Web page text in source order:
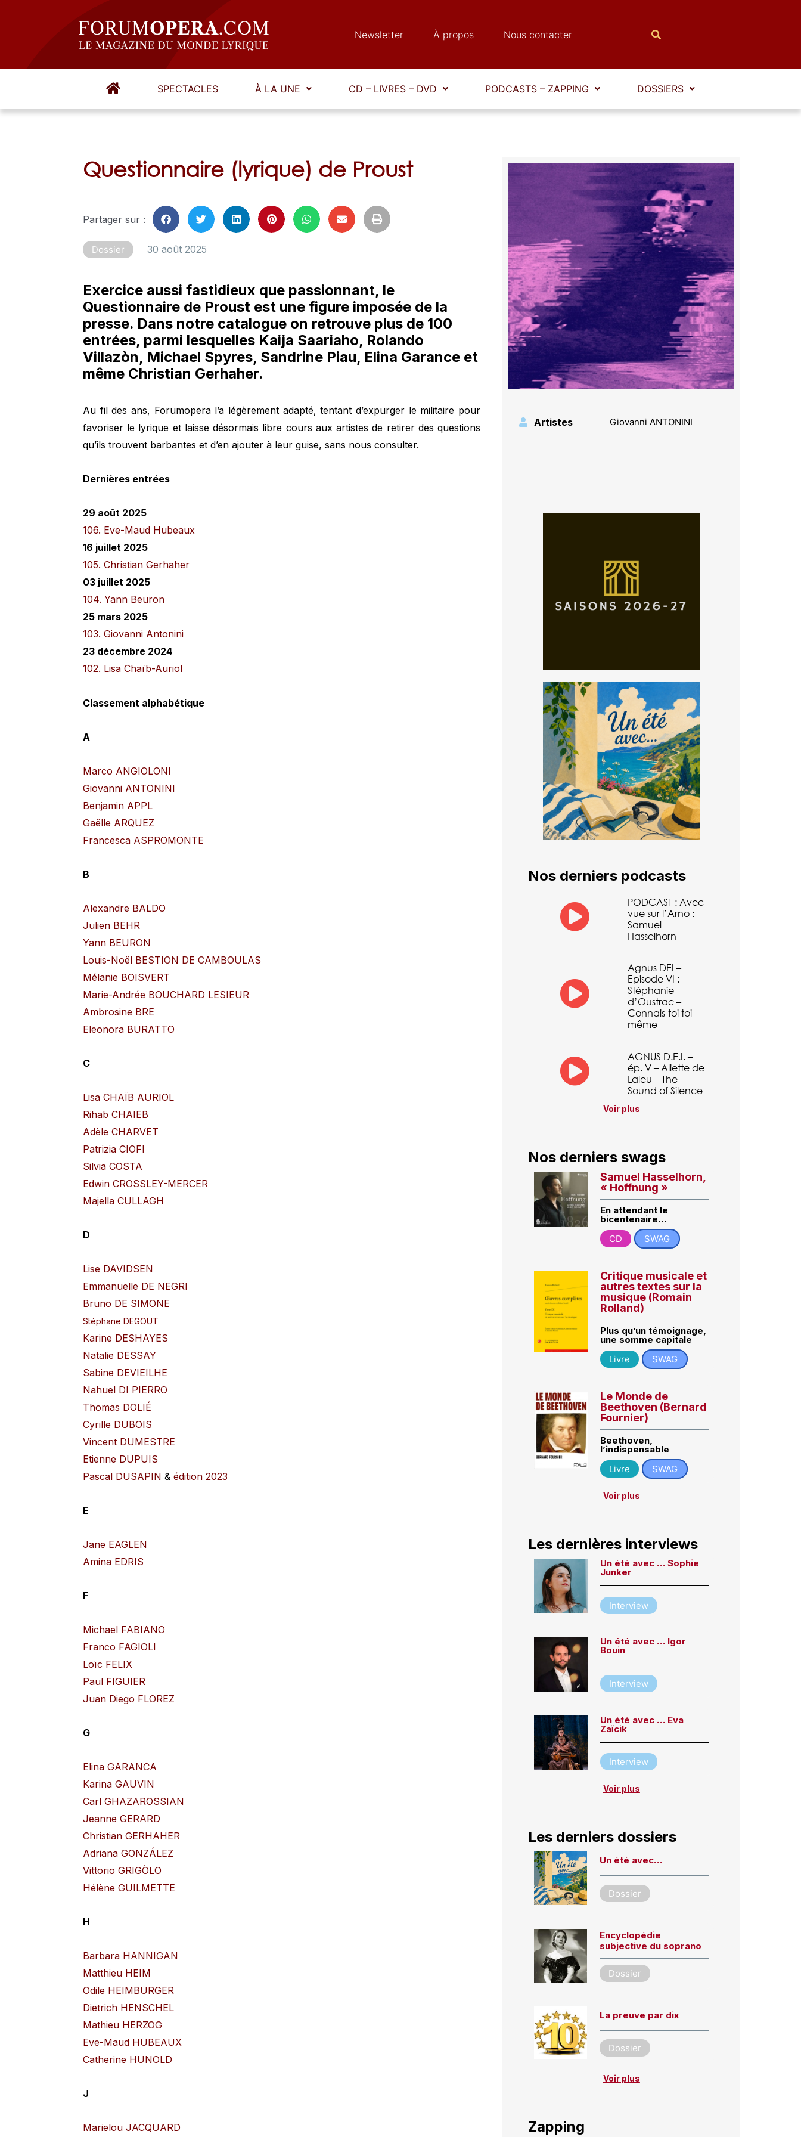
Newsletter À propos Nous contacter
SPECTACLES À LA UNE CD – LIVRES – DVD PODCASTS – ZAPPING DOSSIERS
Questionnaire (lyrique) de Proust
Partager sur :
Dossier 30 août 2025
Exercice aussi fastidieux que passionnant, le
Questionnaire de Proust est une figure imposée de la
presse. Dans notre catalogue on retrouve plus de 100
entrées, parmi lesquelles Kaija Saariaho, Rolando
Villazòn, Michael Spyres, Sandrine Piau, Elina Garance et
même Christian Gerhaher.
Au fil des ans, Forumopera l’a légèrement adapté, tentant d’expurger le militaire pour
favoriser le lyrique et laisse désormais libre cours aux artistes de retirer des questions
qu’ils trouvent barbantes et d’en ajouter à leur guise, sans nous consulter.
Dernières entrées
29 août 2025
106. Eve-Maud Hubeaux
16 juillet 2025
105. Christian Gerhaher
03 juillet 2025
104. Yann Beuron
25 mars 2025
103. Giovanni Antonini
23 décembre 2024
102. Lisa Chaïb-Auriol
Classement alphabétique
A
Marco ANGIOLONI
Giovanni ANTONINI
Benjamin APPL
Gaëlle ARQUEZ
Francesca ASPROMONTE
B
Alexandre BALDO
Julien BEHR
Yann BEURON
Louis-Noël BESTION DE CAMBOULAS
Mélanie BOISVERT
Marie-Andrée BOUCHARD LESIEUR
Ambrosine BRE
Eleonora BURATTO
C
Lisa CHAÏB AURIOL
Rihab CHAIEB
Adèle CHARVET
Patrizia CIOFI
Silvia COSTA
Edwin CROSSLEY-MERCER
Majella CULLAGH
D
Lise DAVIDSEN
Emmanuelle DE NEGRI
Bruno DE SIMONE
Stéphane DEGOUT
Karine DESHAYES
Natalie DESSAY
Sabine DEVIEILHE
Nahuel DI PIERRO
Thomas DOLIÉ
Cyrille DUBOIS
Vincent DUMESTRE
Etienne DUPUIS
Pascal DUSAPIN &édition 2023
E
Jane EAGLEN
Amina EDRIS
F
Michael FABIANO
Franco FAGIOLI
Loïc FELIX
Paul FIGUIER
Juan Diego FLOREZ
G
Elina GARANCA
Karina GAUVIN
Carl GHAZAROSSIAN
Jeanne GERARD
Christian GERHAHER
Adriana GONZÁLEZ
Vittorio GRIGÒLO
Hélène GUILMETTE
H
Barbara HANNIGAN
Matthieu HEIM
Odile HEIMBURGER
Dietrich HENSCHEL
Mathieu HERZOG
Eve-Maud HUBEAUX
Catherine HUNOLD
J
Marielou JACQUARD
Artistes Giovanni ANTONINI
Nos derniers podcasts
PODCAST : Avec
vue sur l’Arno :
Samuel
Hasselhorn
Agnus DEI –
Episode VI :
Stéphanie
d’Oustrac –
Connais-toi toi
même
AGNUS D.E.I. –
ép. V – Aliette de
Laleu – The
Sound of Silence
Voir plus
Nos derniers swags
Samuel Hasselhorn,
« Hoffnung »
En attendant le
bicentenaire…
CD
SWAG
Critique musicale et
autres textes sur la
musique (Romain
Rolland)
Plus qu’un témoignage,
une somme capitale
Livre
SWAG
Le Monde de
Beethoven (Bernard
Fournier)
Beethoven,
l’indispensable
Livre
SWAG
Voir plus
Les dernières interviews
Un été avec … Sophie
Junker
Interview
Un été avec … Igor
Bouin
Interview
Un été avec … Eva
Zaïcik
Interview
Voir plus
Les derniers dossiers
Un été avec…
Dossier
Encyclopédie
subjective du soprano
Dossier
La preuve par dix
Dossier
Voir plus
Zapping